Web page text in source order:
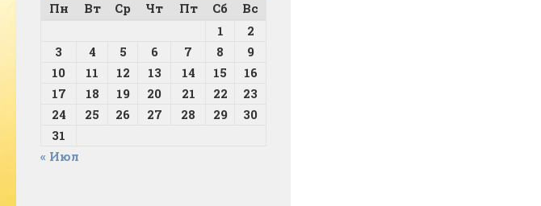
Пн
Вт Ср Чт Пт Сб
Вс
1
2
3
4 5 6 7 8
9
10
11 12 13 14 15
16
17
18 19 20 21 22
23
24
25 26 27 28 29
30
31
« Июл